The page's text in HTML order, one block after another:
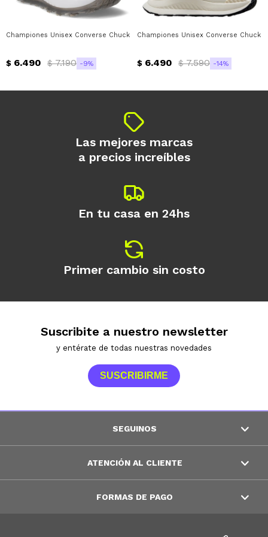
Championes Unisex Converse Chuck 70 AT CX Converse - Gris - Gris Topo -
$ 6.490 $ 7.190 9
Championes Unisex Converse Chuck
$ 6.490 $ 7.590 14
Las mejores marcas
a precios increíbles
En tu casa en 24hs
Primer cambio sin costo
Suscribite a nuestro newsletter
y entérate de todas nuestras novedades
SUSCRIBIRME
SEGUINOS
ATENCIÓN AL CLIENTE
FORMAS DE PAGO
* sujeto a aprobación crediticia. El monto
disponible puede variar por comercio